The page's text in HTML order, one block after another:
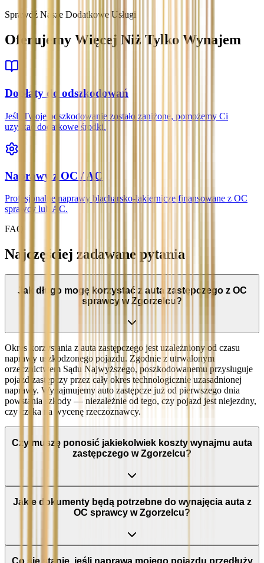
Sprawdź Nasze Dodatkowe Usługi
Oferujemy Więcej Niż Tylko Wynajem
Dopłaty do odszkodowań
Jeśli Twoje odszkodowanie zostało zaniżone, pomożemy Ci
uzyskać dodatkowe środki.
Naprawy z OC / AC
Profesjonalne naprawy blacharsko-lakiernicze finansowane z OC
sprawcy lub AC.
FAQ
Najczęściej zadawane pytania
Jak długo mogę korzystać z auta zastępczego z OC
sprawcy w Zgorzelcu?
Okres korzystania z auta zastępczego jest uzależniony od czasu
naprawy uszkodzonego pojazdu. Zgodnie z utrwalonym
orzecznictwem Sądu Najwyższego, poszkodowanemu przysługuje
pojazd zastępczy przez cały okres technologicznie uzasadnionej
naprawy. Wynajmujemy auto zastępcze już od pierwszego dnia
powstania szkody — niezależnie od tego, czy pojazd jest niejezdny,
czy czeka na wycenę rzeczoznawcy.
Czy muszę ponosić jakiekolwiek koszty wynajmu auta
zastępczego w Zgorzelcu?
Jakie dokumenty będą potrzebne do wynajęcia auta z
OC sprawcy w Zgorzelcu?